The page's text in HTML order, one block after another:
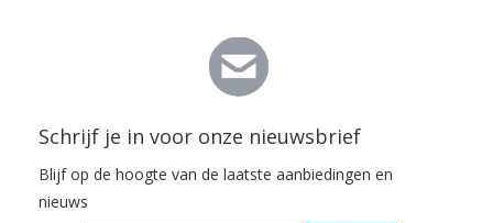
Schrijf je in voor onze nieuwsbrief
Blijf op de hoogte van de laatste aanbiedingen en
nieuws